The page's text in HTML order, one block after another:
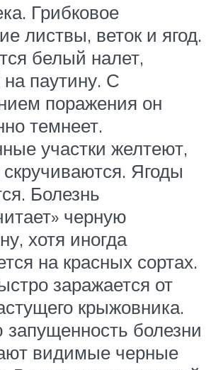
Грибковое
листвы, веток и ягод.
белый налет,
паутину. С
поражения он
темнеет.
участки желтеют,
скручиваются. Ягоды
Болезнь
черную
хотя иногда
на красных сортах.
заражается от
крыжовника.
болезни
видимые черные